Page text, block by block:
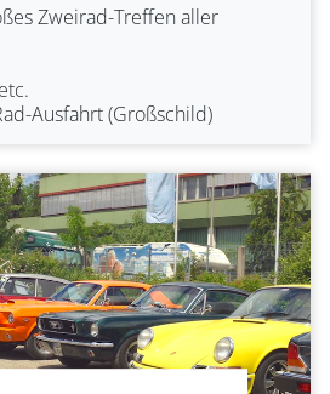
Zweirad-Treffen aller
Ausfahrt (Großschild)